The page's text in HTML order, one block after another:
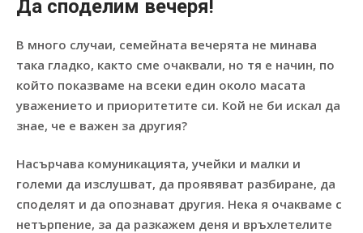
Да споделим вечеря!
В много случаи, семейната вечерята не минава
така гладко, както сме очаквали, но тя е начин, по
който показваме на всеки един около масата
уважението и приоритетите си. Кой не би искал да
знае, че е важен за другия?
Насърчава комуникацията, учейки и малки и
големи да изслушват, да проявяват разбиране, да
споделят и да опознават другия. Нека я очакваме с
нетърпение, за да разкажем деня и връхлетелите